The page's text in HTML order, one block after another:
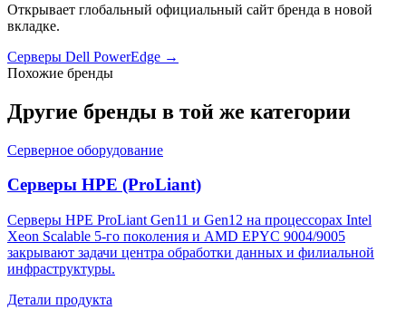
Открывает глобальный официальный сайт бренда в новой
вкладке.
Серверы Dell PowerEdge →
Похожие бренды
Другие бренды в той же категории
Серверное оборудование
Серверы HPE (ProLiant)
Серверы HPE ProLiant Gen11 и Gen12 на процессорах Intel
Xeon Scalable 5-го поколения и AMD EPYC 9004/9005
закрывают задачи центра обработки данных и филиальной
инфраструктуры.
Детали продукта